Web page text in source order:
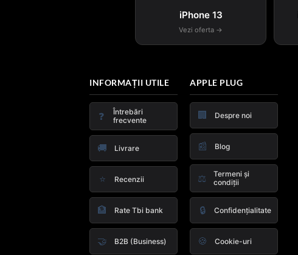
iPhone 13
Vezi oferta →
INFORMAȚII UTILE
❓
Întrebări
frecvente
🚚 Livrare
⭐ Recenzii
🏦 Rate Tbi bank
🤝 B2B (Business)
APPLE PLUG
🏢 Despre noi
📰 Blog
⚖️
Termeni și
condiții
🔒 Confidențialitate
🍪 Cookie-uri